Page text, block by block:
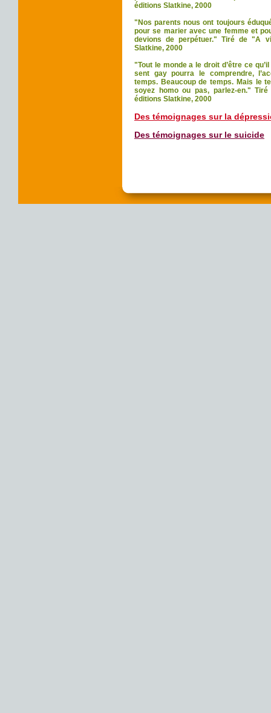
éditions Slatkine, 2000
"Nos parents nous ont toujours
pour se marier avec une femme et
devions de perpétuer." Tiré de "A
Slatkine, 2000
"Tout le monde a le droit d’être ce
sent gay pourra le comprendre,
temps. Beaucoup de temps. Mais le
soyez homo ou pas, parlez-en."
éditions Slatkine, 2000
Des témoignages sur la
Des témoignages sur le suicide